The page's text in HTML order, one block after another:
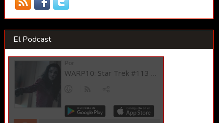
El Podcast